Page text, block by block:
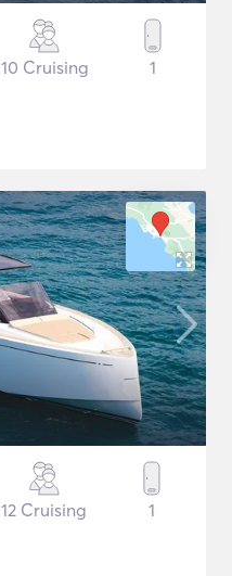
10 Cruising 1
12 Cruising 1